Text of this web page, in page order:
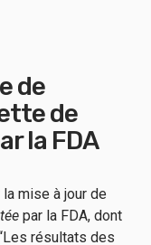
de
de
la FDA
mise à jour de
par la FDA, dont
résultats des